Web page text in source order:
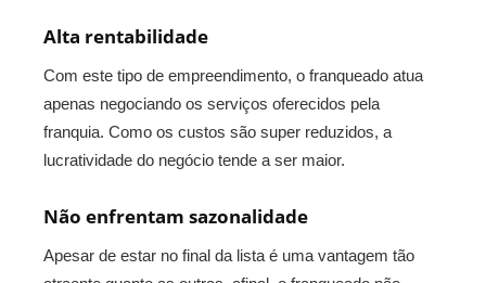
Alta rentabilidade
Com este tipo de empreendimento, o franqueado atua
apenas negociando os serviços oferecidos pela
franquia. Como os custos são super reduzidos, a
lucratividade do negócio tende a ser maior.
Não enfrentam sazonalidade
Apesar de estar no final da lista é uma vantagem tão